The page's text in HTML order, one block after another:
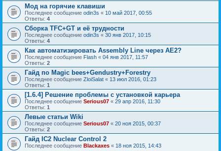
Мод на горячие клавиши
Последнее сообщение odin3s « 10 май 2017, 00:55
Ответы: 4
Сборка TFC+GT и её трудности
Последнее сообщение odin3s « 30 янв 2017, 10:15
Ответы: 4
Как автоматизировать Assembly Line через AE2?
Последнее сообщение Flash « 04 янв 2017, 11:57
Ответы: 2
Гайд по Magic bees+Gendustry+Forestry
Последнее сообщение ZloiSalat « 13 июл 2016, 01:23
Ответы: 1
[1.6.4] Решение проблемы с установкой карьера
Последнее сообщение Serious07 « 29 апр 2016, 11:30
Ответы: 1
Левые статьи Wiki
Последнее сообщение Serious07 « 20 ноя 2015, 00:37
Ответы: 2
Гайд IC2 Nuclear Control 2
Последнее сообщение Blackaxes « 18 ноя 2015, 14:43